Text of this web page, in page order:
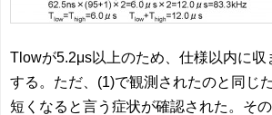
Tlowが5.2μs以上のため、仕様以内に収
する。ただ、(1)で観測されたのと同じ
短くなると言う症状が確認された。そ